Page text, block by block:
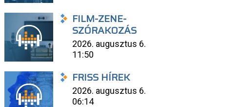
FILM-ZENE-
SZÓRAKOZÁS
2026. augusztus 6.
11:50
FRISS HÍREK
2026. augusztus 6.
06:14